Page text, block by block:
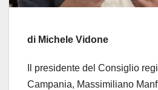
di Michele Vidone
Il presidente del Consiglio
Campania, Massimiliano